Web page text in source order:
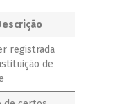
registrada
de